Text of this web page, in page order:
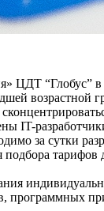
ЦДТ “Глобус”
возрастной
за сутки
подбора